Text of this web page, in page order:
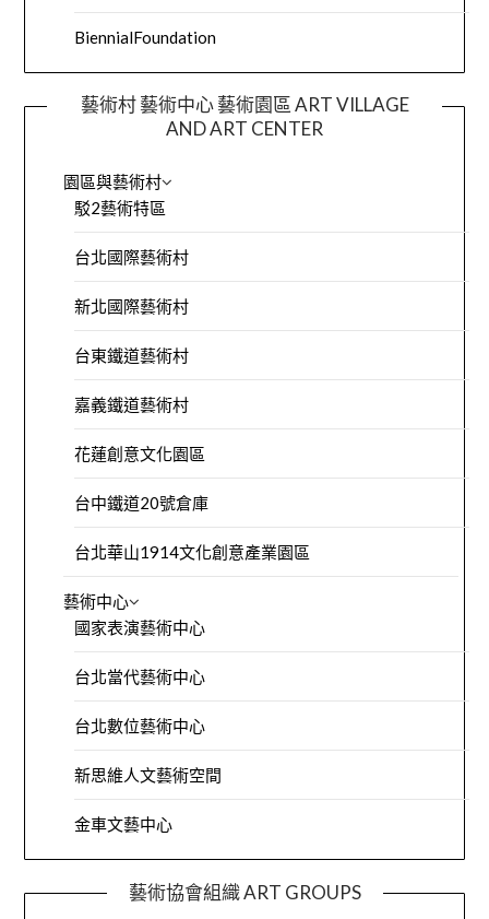
BiennialFoundation
藝術村 藝術中心 藝術園區 ART VILLAGE
AND ART CENTER
園區與藝術村
駁2藝術特區
台北國際藝術村
新北國際藝術村
台東鐵道藝術村
嘉義鐵道藝術村
花蓮創意文化園區
台中鐵道20號倉庫
台北華山1914文化創意產業園區
藝術中心
國家表演藝術中心
台北當代藝術中心
台北數位藝術中心
新思維人文藝術空間
金車文藝中心
藝術協會組織 ART GROUPS